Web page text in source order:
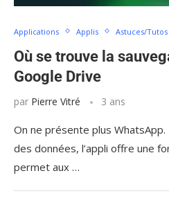
Applications Applis Astuces/Tutos
Où se trouve la
Google Drive
par Pierre Vitré 3 ans
On ne présente plus
des données, l’appli offre une
permet aux …